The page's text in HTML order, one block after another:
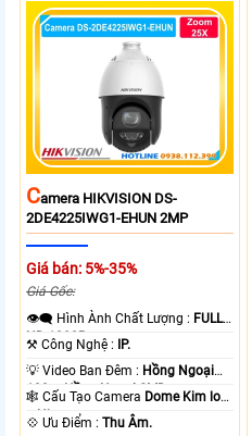
CAmera HIKVISION DS-
2DE4225IWG1-EHUN 2MP
Giá bán: 5%-35%
Giá Gốc:
👁️‍🗨 Hình Ành Chất Lượng : FULL
HD 1080P .
⚒ Công Nghệ :
IP.
💡 Video Ban Đêm : Hồng Ngoại
100m Hồng Ngoại SMD.
🕸️ Cấu Tạo Camera Dome Kim loại
+ Nhựa.
️💠 Ưu Điểm :Thu Âm.